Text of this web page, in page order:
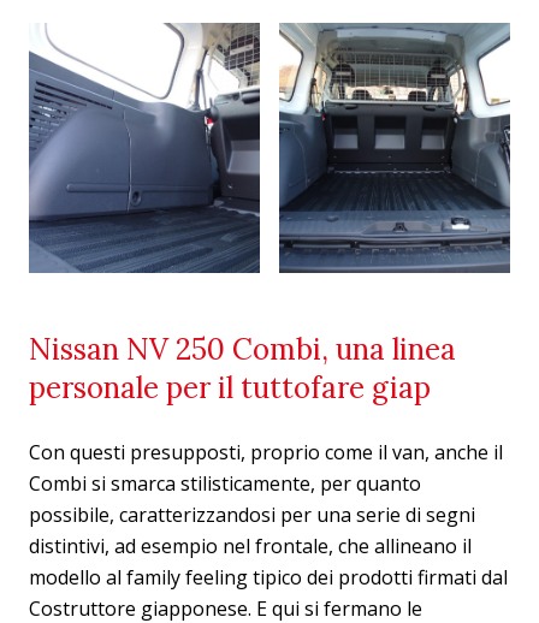
Nissan NV 250 Combi, una linea
personale per il tuttofare giap
Con questi presupposti, proprio come il van, anche il
Combi si smarca stilisticamente, per quanto
possibile, caratterizzandosi per una serie di segni
distintivi, ad esempio nel frontale, che allineano il
modello al family feeling tipico dei prodotti firmati dal
Costruttore giapponese. E qui si fermano le